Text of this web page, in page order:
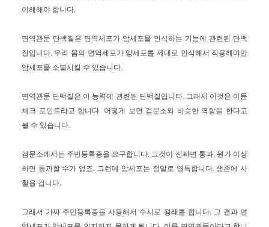
이해해야 합니다.
면역관문 단백질은 면역세포가 암세포를 인식하는 기능에 관련된 단백
질입니다. 우리 몸의 면역세포가 암세포를 제대로 인식해서 작용해야만
암세포를 소멸시킬 수 있습니다.
면역관문 단백질은 이 능력에 관련된 단백질입니다. 그래서 이것은 이뮨
체크 포인트라고 합니다. 어떻게 보면 검문소와 비슷한 역할을 한다고
볼 수 있습니다.
검문소에서는 주민등록증을 요구합니다. 그것이 진짜면 통과, 뭔가 이상
하면 통과할 수가 없죠. 그런데 암세포는 정말로 영특합니다. 생존에 사
활을 겁니다.
그래서 가짜 주민등록증을 사용해서 수시로 왕래를 합니다. 그 결과 면